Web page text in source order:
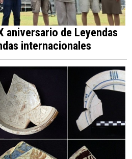
aniversario de Leyendas
internacionales